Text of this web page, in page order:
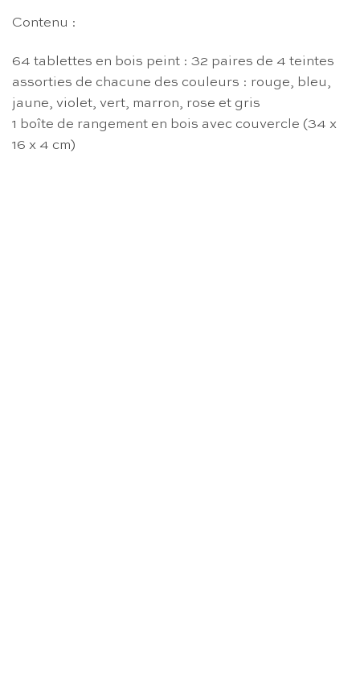
Contenu :
64 tablettes en bois peint : 32 paires de 4 teintes
assorties de chacune des couleurs : rouge, bleu,
jaune, violet, vert, marron, rose et gris
1 boîte de rangement en bois avec couvercle (34 x
16 x 4 cm)